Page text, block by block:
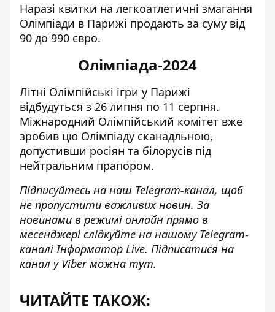
Наразі квитки на легкоатлетичні змагання
Олімпіади в Парижі продають за суму від
90 до 990 євро.
Олімпіада-2024
Літні Олімпійські ігри у Парижі
відбудуться з 26 липня по 11 серпня.
Міжнародний Олімпійський комітет вже
зробив цю Олімпіаду сканадльною,
допустивши росіян та білорусів під
нейтральним прапором.
Підписуйтесь на наш Telegram-канал, щоб
не пропустити важливих новин. За
новинами в режимі онлайн прямо в
месенджері слідкуйте на нашому Telegram-
каналіІнформатор Live. Підписатися на
канал у Viber можна тут.
ЧИТАЙТЕ ТАКОЖ: